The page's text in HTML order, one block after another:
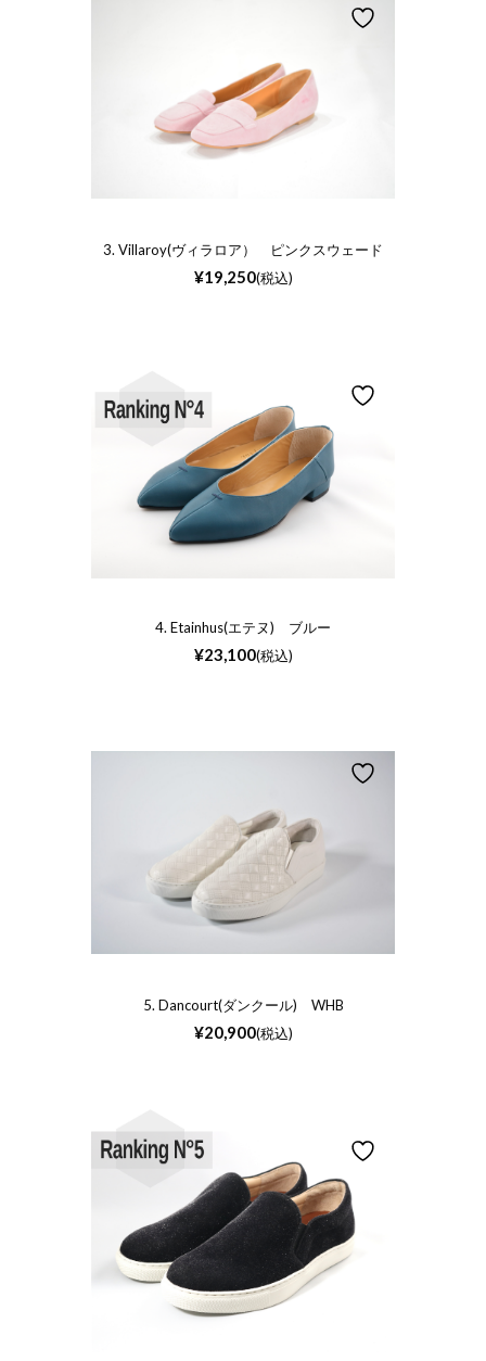
3. Villaroy(ヴィラロア） ピンクスウェード
¥19,250(税込)
4. Etainhus(エテヌ) ブルー
¥23,100(税込)
5. Dancourt(ダンクール) WHB
¥20,900(税込)